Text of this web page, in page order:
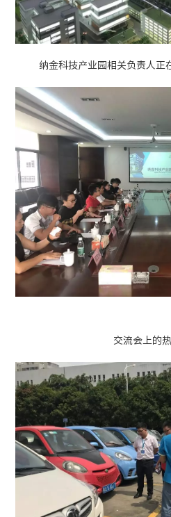
纳金科技产业园相关负责人正
交流会上的